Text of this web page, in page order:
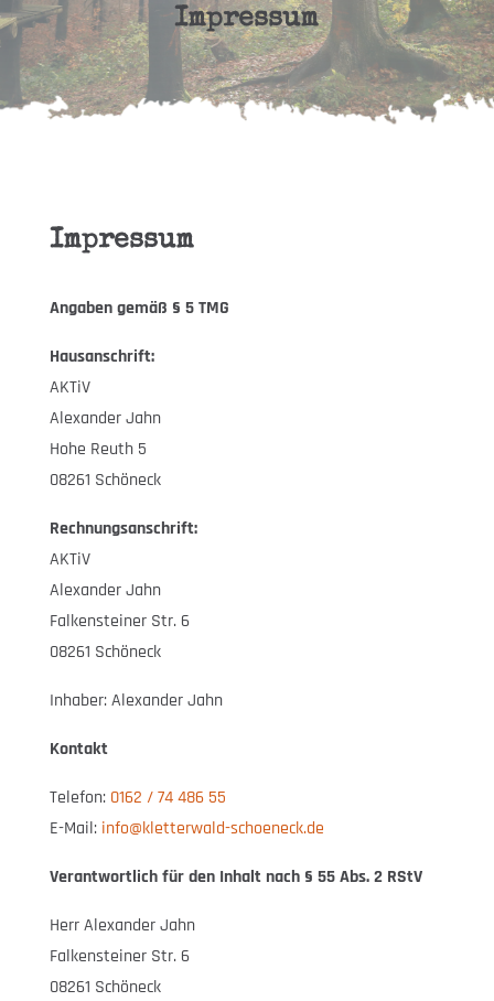
Impressum
Impressum
Angaben gemäß § 5 TMG
Hausanschrift:
AKTiV
Alexander Jahn
Hohe Reuth 5
08261 Schöneck
Rechnungsanschrift:
AKTiV
Alexander Jahn
Falkensteiner Str. 6
08261 Schöneck
Inhaber: Alexander Jahn
Kontakt
Telefon: 0162 / 74 486 55
E-Mail: info@kletterwald-schoeneck.de
Verantwortlich für den Inhalt nach § 55 Abs. 2 RStV
Herr Alexander Jahn
Falkensteiner Str. 6
08261 Schöneck